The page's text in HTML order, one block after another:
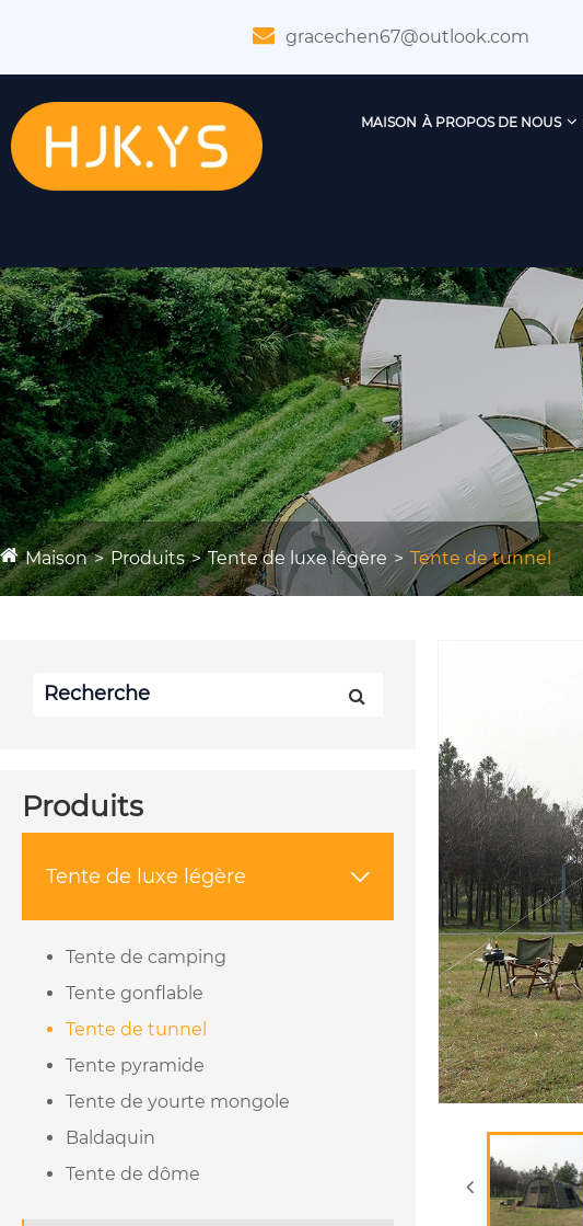
gracechen67@outlook.com
MAISON À PROPOS DE NOUS
Maison Produits Tente de luxe légère Tente de tunnel
Produits
Tente de luxe légère 
Tente de camping
Tente gonflable
Tente de tunnel
Tente pyramide
Tente de yourte mongole
Baldaquin
Tente de dôme